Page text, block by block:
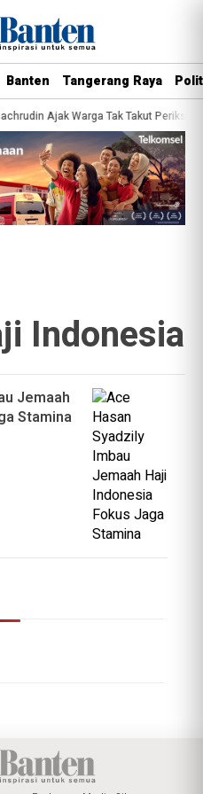
Banten Tangerang Raya
Ajak Warga Tak Takut Periksa
Indonesia
Jemaah
Stamina